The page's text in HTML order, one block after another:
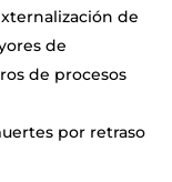
de
de
de procesos
por retraso